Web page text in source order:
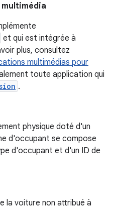
et qui est intégrée à
plus, consultez
multimédias pour
toute application qui
.
physique doté d'un
d'occupant se compose
d'occupant et d'un ID de
la voiture non attribué à